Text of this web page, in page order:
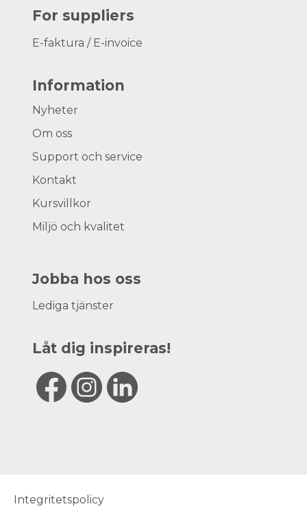
For suppliers
E-faktura / E-invoice
Information
Nyheter
Om oss
Support och service
Kontakt
Kursvillkor
Miljö och kvalitet
Jobba hos oss
Lediga tjänster
Låt dig inspireras!
Integritetspolicy